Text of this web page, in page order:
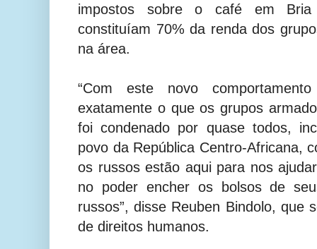
impostos sobre o café em
constituíam 70% da renda dos
na área.
“Com este novo
exatamente o que os grupos
foi condenado por quase todos,
povo da República Centro-Africana,
os russos estão aqui para nos
no poder encher os bolsos de
russos”, disse Reuben Bindolo, que
de direitos humanos.